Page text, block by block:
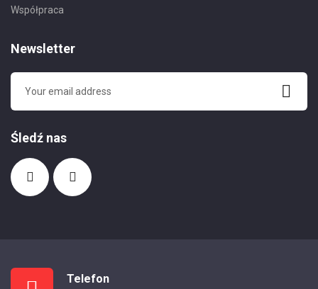
Współpraca
Newsletter
Śledź nas
Telefon